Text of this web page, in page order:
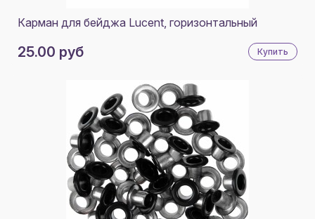
Карман для бейджа Lucent, горизонтальный
25.00 руб Купить